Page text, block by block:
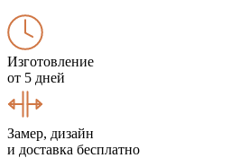
Изготовление
от 5 дней
Замер, дизайн
и доставка бесплатно